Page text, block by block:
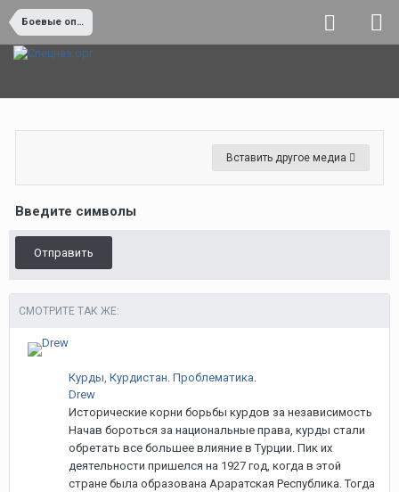
Боевые операции и боевая работа
Вставить другое медиа
Введите символы
Отправить
СМОТРИТЕ ТАК ЖЕ:
Курды, Курдистан. Проблематика.
Drew
Исторические корни борьбы курдов за независимость
Начав бороться за национальные права, курды стали
обретать все большее влияние в Турции. Пик их
деятельности пришелся на 1927 год, когда в этой
стране была образована Араратская Республика. Тогда